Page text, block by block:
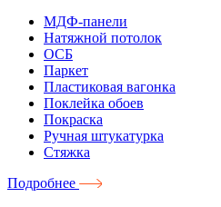
МДФ-панели
Натяжной потолок
ОСБ
Паркет
Пластиковая вагонка
Поклейка обоев
Покраска
Ручная штукатурка
Стяжка
Подробнее